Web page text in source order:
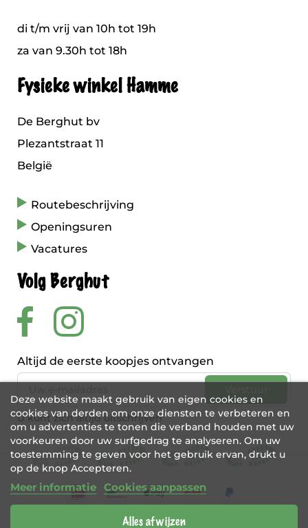
di t/m vrij van 10h tot 19h
za van 9.30h tot 18h
Fysieke winkel Hamme
De Berghut bv
Plezantstraat 11
België
Routebeschrijving
Openingsuren
Vacatures
Volg Berghut
Altijd de eerste koopjes ontvangen
U kunt zich altijd uitschrijven
Deze website maakt gebruik van eigen cookies en
cookies van derden om onze diensten te verbeteren en
om u advertenties te tonen die verband houden met uw
voorkeuren door uw surfgedrag te analyseren. Om uw
toestemming te geven voor het gebruik ervan, drukt u
op de knop Accepteren.
Meer informatie Cookies aanpassen
Alles afwijzen